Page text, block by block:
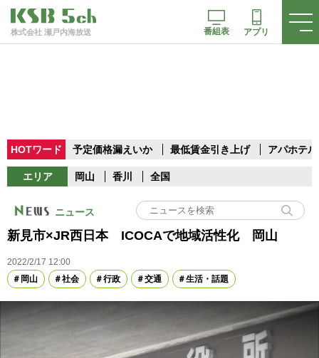
株式会社 瀬戸内海放送 番組表 アプリ
HOTワード 予定価格漏えいか 最低賃金引き上げ アパホテル
エリア 岡山 香川 全国
ニュース
新見市×JR西日本 ICOCAで地域活性化 岡山
2022/2/17 12:00
岡山
社会 行政 交通 生活・話題